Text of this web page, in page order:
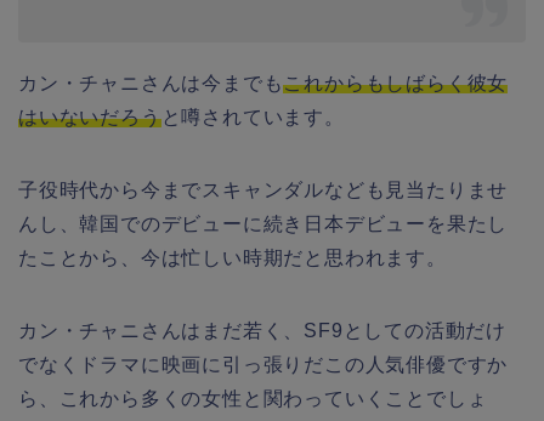
カン・チャニさんは今までもこれからもしばらく彼女
はいないだろうと噂されています。
子役時代から今までスキャンダルなども見当たりませ
んし、韓国でのデビューに続き日本デビューを果たし
たことから、今は忙しい時期だと思われます。
カン・チャニさんはまだ若く、SF9としての活動だけ
でなくドラマに映画に引っ張りだこの人気俳優ですか
ら、これから多くの女性と関わっていくことでしょ